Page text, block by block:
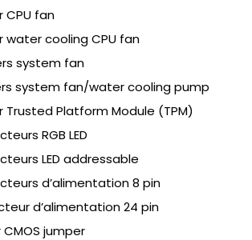
CPU fan
water cooling CPU fan
system fan
system fan/water cooling pump
Trusted Platform Module (TPM)
RGB LED
LED addressable
d’alimentation 8 pin
d’alimentation 24 pin
CMOS jumper